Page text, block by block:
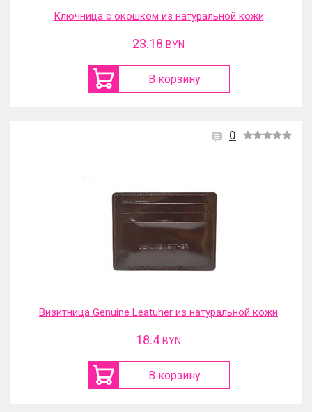
Ключница с окошком из натуральной кожи
23.18 BYN
В корзину
0
Визитница Genuine Leatuher из натуральной кожи
18.4 BYN
В корзину